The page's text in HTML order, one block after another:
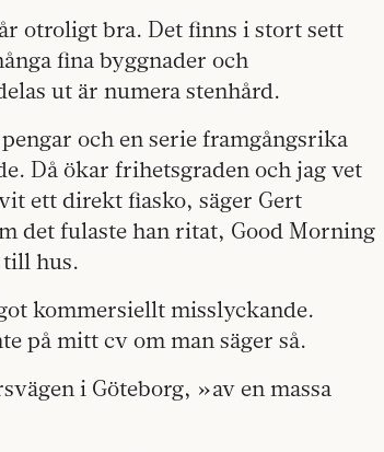
otroligt bra. Det finns i stort sett
fina byggnader och
ut är numera stenhård.
och en serie framgångsrika
Då ökar frihetsgraden och jag vet
ett direkt fiasko, säger Gert
det fulaste han ritat, Good Morning
till hus.
kommersiellt misslyckande.
på mitt cv om man säger så.
i Göteborg, »av en massa